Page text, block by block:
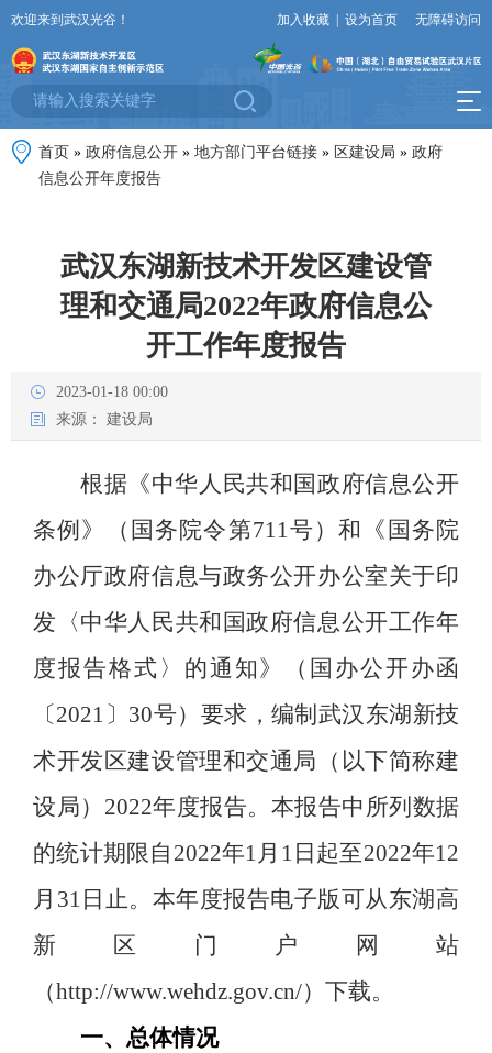
欢迎来到武汉光谷！ 加入收藏 设为首页 无障碍访问
首页 » 政府信息公开 » 地方部门平台链接 » 区建设局 » 政府
信息公开年度报告
武汉东湖新技术开发区建设管
理和交通局2022年政府信息公
开工作年度报告
2023-01-18 00:00
来源： 建设局
根据《中华人民共和国政府信息公开
条例》（国务院令第711号）和《国务院
办公厅政府信息与政务公开办公室关于印
发〈中华人民共和国政府信息公开工作年
度报告格式〉的通知》（国办公开办函
〔2021〕30号）要求，编制 武汉东湖新技
术开发区建设管理和交通局（以下简称建
设局） 2022年度报告。本报告中所列数据
的统计期限自2022年1月1日起至2022年12
月31日止。本年度报告电子版可从东湖高
新区门户网站
（http://www.wehdz.gov.cn/）下载。
一、总体情况